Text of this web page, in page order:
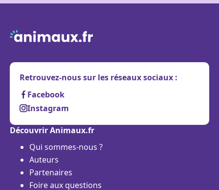
Retrouvez-nous sur les réseaux sociaux :
Facebook
Instagram
Découvrir Animaux.fr
Qui sommes-nous ?
Auteurs
Partenaires
Foire aux questions